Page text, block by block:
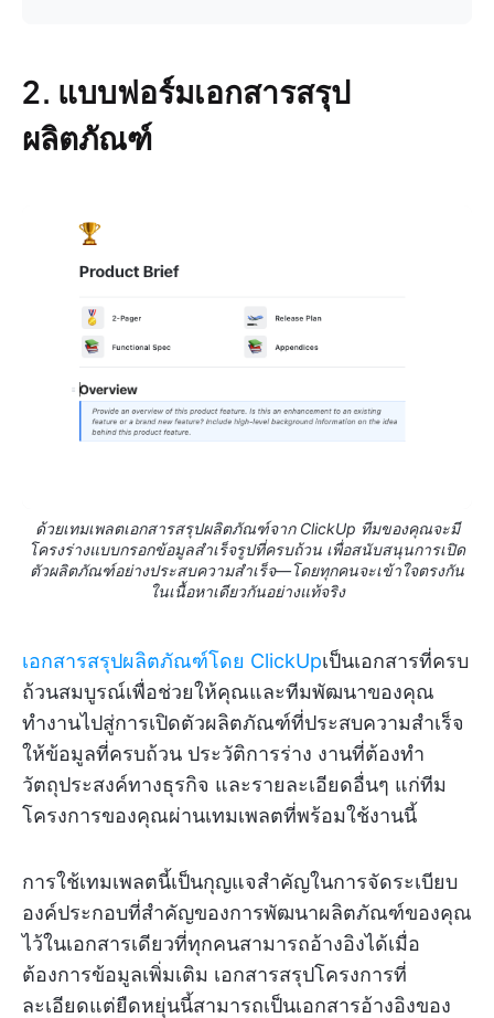
2. แบบฟอร์มเอกสารสรุป
ผลิตภัณฑ์
ด้วยเทมเพลตเอกสารสรุปผลิตภัณฑ์จาก ClickUp ทีมของคุณจะมี
โครงร่างแบบกรอกข้อมูลสำเร็จรูปที่ครบถ้วน เพื่อสนับสนุนการเปิด
ตัวผลิตภัณฑ์อย่างประสบความสำเร็จ—โดยทุกคนจะเข้าใจตรงกัน
ในเนื้อหาเดียวกันอย่างแท้จริง
เอกสารสรุปผลิตภัณฑ์โดย ClickUpเป็นเอกสารที่ครบ
ถ้วนสมบูรณ์เพื่อช่วยให้คุณและทีมพัฒนาของคุณ
ทำงานไปสู่การเปิดตัวผลิตภัณฑ์ที่ประสบความสำเร็จ
ให้ข้อมูลที่ครบถ้วน ประวัติการร่าง งานที่ต้องทำ
วัตถุประสงค์ทางธุรกิจ และรายละเอียดอื่นๆ แก่ทีม
โครงการของคุณผ่านเทมเพลตที่พร้อมใช้งานนี้
การใช้เทมเพลตนี้เป็นกุญแจสำคัญในการจัดระเบียบ
องค์ประกอบที่สำคัญของการพัฒนาผลิตภัณฑ์ของคุณ
ไว้ในเอกสารเดียวที่ทุกคนสามารถอ้างอิงได้เมื่อ
ต้องการข้อมูลเพิ่มเติม เอกสารสรุปโครงการที่
ละเอียดแต่ยืดหยุ่นนี้สามารถเป็นเอกสารอ้างอิงของ